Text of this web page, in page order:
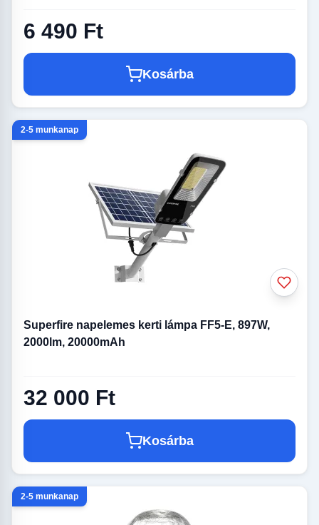
6 490 Ft
Kosárba
2-5 munkanap
Superfire napelemes kerti lámpa FF5-E, 897W,
2000lm, 20000mAh
32 000 Ft
Kosárba
2-5 munkanap